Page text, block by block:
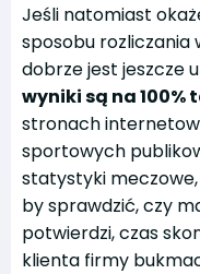
Jeśli natomiast
sposobu rozliczania
dobrze jest jeszcze
wyniki są na
stronach
sportowych
statystyki
by sprawdzić, czy
potwierdzi, czas
klienta firmy